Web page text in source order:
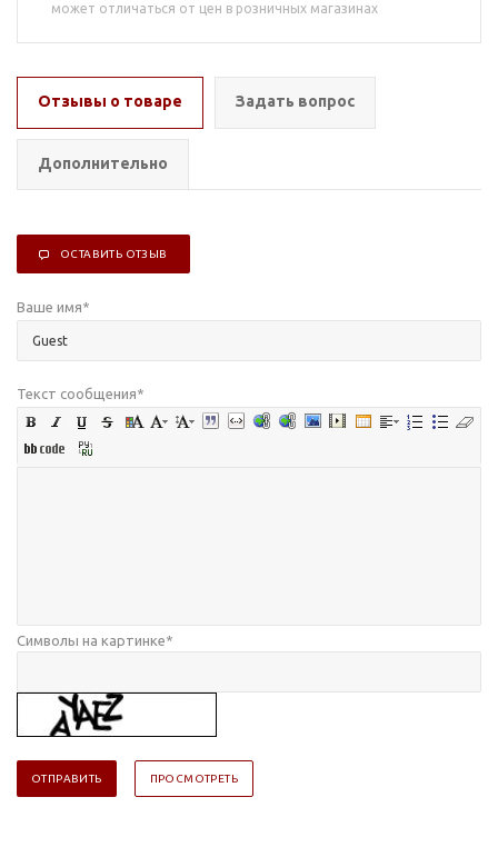
может отличаться от цен в розничных магазинах
Отзывы о товаре Задать вопрос
Дополнительно
ОСТАВИТЬ ОТЗЫВ
Ваше имя*
Текст сообщения*
Символы на картинке*